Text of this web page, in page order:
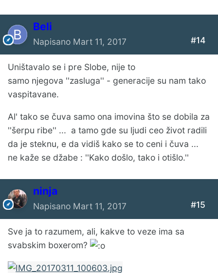
Beli
Napisano Mart 11, 2017 #14
Uništavalo se i pre Slobe, nije to
samo njegova ''zasluga'' - generacije su nam tako
vaspitavane.
Al' tako se čuva samo ona imovina što se dobila za
''šerpu ribe'' ... a tamo gde su ljudi ceo život radili
da je steknu, e da vidiš kako se to ceni i čuva ...
ne kaže se džabe : ''Kako došlo, tako i otišlo.''
ninja
Napisano Mart 11, 2017 #15
Sve ja to razumem, ali, kakve to veze ima sa
svabskim boxerom?